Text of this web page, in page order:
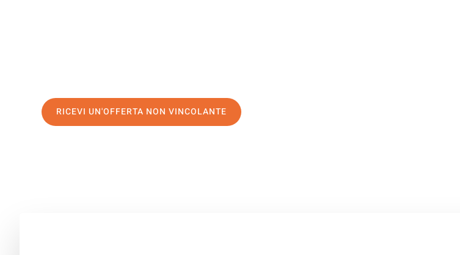
RICEVI UN'OFFERTA NON VINCOLANTE